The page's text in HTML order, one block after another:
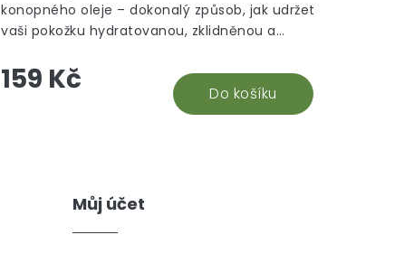
159 Kč Do košíku
konopného oleje – dokonalý způsob, jak udržet
vaši pokožku hydratovanou, zklidněnou a
panthenol a bambucké máslo, toto mléko
poskytuje vaší kůži všechny potřebné živiny pro
její dokonalou kondici. Ideální pro každodenní
Můj účet